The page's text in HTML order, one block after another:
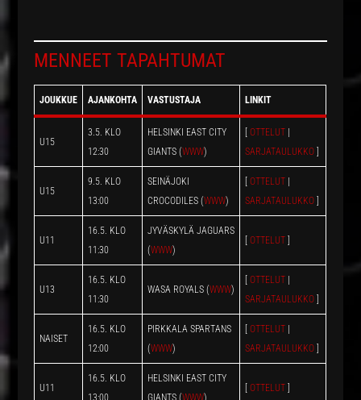
MENNEET TAPAHTUMAT
JOUKKUE AJANKOHTA VASTUSTAJA LINKIT
U15
3.5. KLO
12:30
HELSINKI EAST CITY
GIANTS (WWW)
[OTTELUT
SARJATAULUKKO
U15
9.5. KLO
13:00
SEINÄJOKI
CROCODILES (WWW)
[OTTELUT
SARJATAULUKKO
U11
16.5. KLO
11:30
JYVÄSKYLÄ JAGUARS
(WWW)
[OTTELUT
U13
16.5. KLO
11:30
WASA ROYALS (WWW)
[OTTELUT
SARJATAULUKKO
NAISET
16.5. KLO
12:00
PIRKKALA SPARTANS
(WWW)
[OTTELUT
SARJATAULUKKO
U11
16.5. KLO
13:00
HELSINKI EAST CITY
GIANTS (WWW)
[OTTELUT